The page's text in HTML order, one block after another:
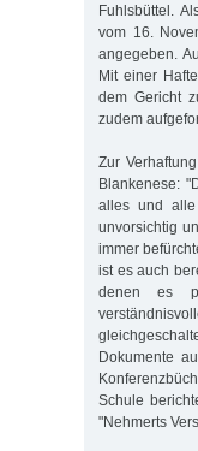
Fuhlsbüttel.
vom 16.
angegeben.
Mit einer
dem Gericht
zudem
Zur
Blankenese:
alles und alle
unvorsichtig
immer
ist es auch
denen es
Dokumente
Schule
"Nehmerts